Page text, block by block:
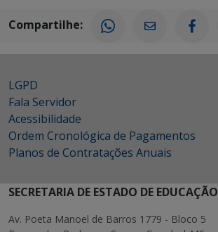
Compartilhe:
LGPD
Fala Servidor
Acessibilidade
Ordem Cronológica de Pagamentos
Planos de Contratações Anuais
SECRETARIA DE ESTADO DE EDUCAÇÃO
Av. Poeta Manoel de Barros 1779 - Bloco 5